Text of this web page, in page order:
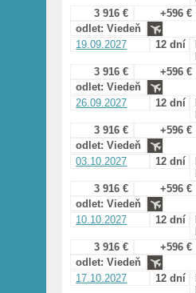
3 916 €
+596 €
odlet: Viedeň
19.09.2027
12 dní
3 916 €
+596 €
odlet: Viedeň
26.09.2027
12 dní
3 916 €
+596 €
odlet: Viedeň
03.10.2027
12 dní
3 916 €
+596 €
odlet: Viedeň
10.10.2027
12 dní
3 916 €
+596 €
odlet: Viedeň
17.10.2027
12 dní